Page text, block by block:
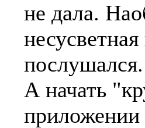
не дала.
А начать
приложении